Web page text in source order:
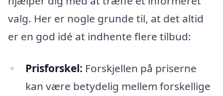
valg. Her er nogle grunde til, at det altid
er en god idé at indhente flere tilbud:
Prisforskel: Forskjellen på priserne
kan være betydelig mellem forskellige